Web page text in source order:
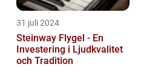
31 juli 2024
Steinway Flygel - En
Investering i Ljudkvalitet
och Tradition